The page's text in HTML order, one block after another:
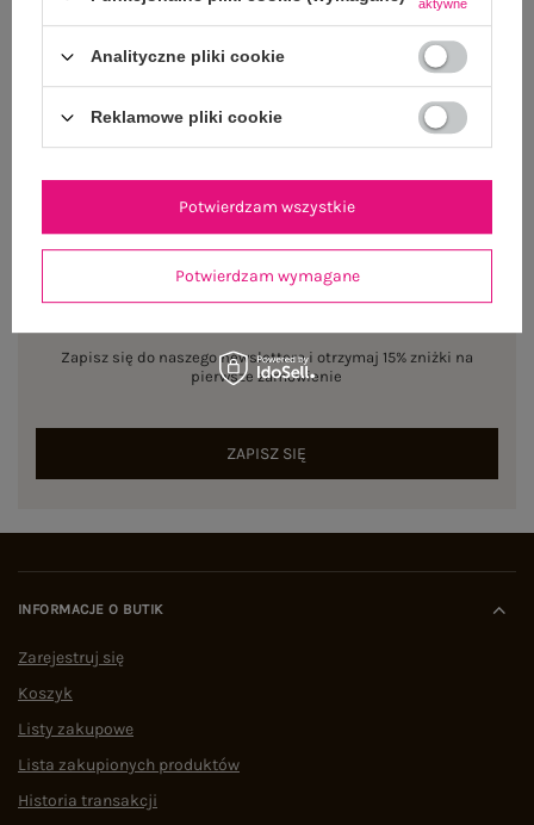
Dostępny
NEWSLETTER
Zapisz się do naszego newslettera i otrzymaj 15% zniżki na
pierwsze zamówienie
ZAPISZ SIĘ
INFORMACJE O BUTIK
Zarejestruj się
Koszyk
Listy zakupowe
Lista zakupionych produktów
Historia transakcji
aktywne
Analityczne pliki cookie
Reklamowe pliki cookie
Potwierdzam wymagane
Potwierdzam wszystkie